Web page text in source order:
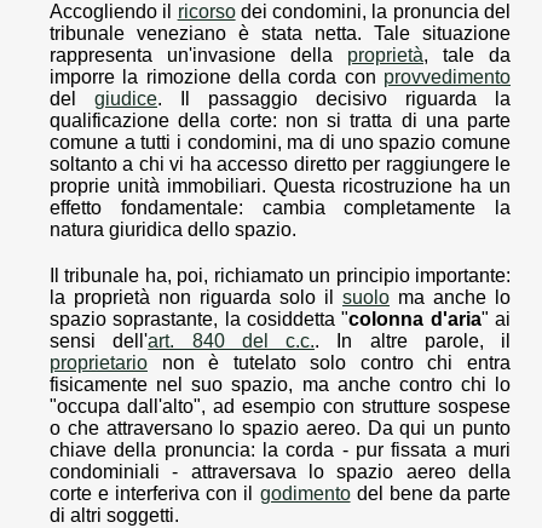
Accogliendo il ricorsodei condomini, la pronuncia del
tribunale veneziano è stata netta. Tale situazione
rappresenta un'invasione della proprietà, tale da
imporre la rimozione della corda con provvedimento
del giudice. Il passaggio decisivo riguarda la
qualificazione della corte: non si tratta di una parte
comune a tutti i condomini, ma di uno spazio comune
soltanto a chi vi ha accesso diretto per raggiungere le
proprie unità immobiliari. Questa ricostruzione ha un
effetto fondamentale: cambia completamente la
natura giuridica dello spazio.
Il tribunale ha, poi, richiamato un principio importante:
la proprietà non riguarda solo il suolo ma anche lo
spazio soprastante, la cosiddetta "colonna d'aria" ai
sensi dell'art. 840 del c.c.. In altre parole, il
proprietario non è tutelato solo contro chi entra
fisicamente nel suo spazio, ma anche contro chi lo
"occupa dall'alto", ad esempio con strutture sospese
o che attraversano lo spazio aereo. Da qui un punto
chiave della pronuncia: la corda - pur fissata a muri
condominiali - attraversava lo spazio aereo della
corte e interferiva con il godimentodel bene da parte
di altri soggetti.